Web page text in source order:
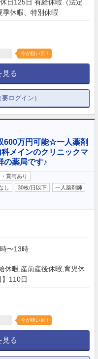
日125日 有給休暇（法定
季休暇、特別休暇
今が狙い目！
見る
ログイン）
600万円可能☆一人薬剤
メインのクリニックマ
の薬局です♪
賞与あり
し 30枚/日以下
一人薬剤師
〜13時
休暇,産前産後休暇,育児休
110日
今が狙い目！
見る